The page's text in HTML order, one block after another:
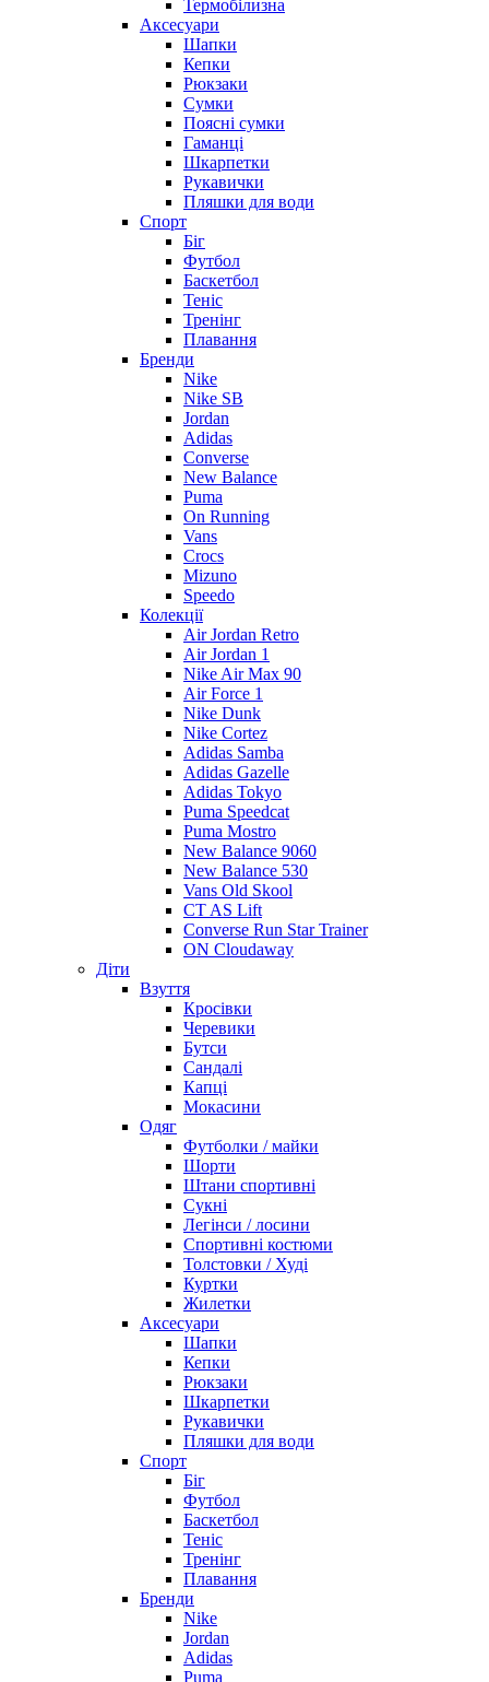
Термобілизна
Аксесуари
Шапки
Кепки
Рюкзаки
Сумки
Поясні сумки
Гаманці
Шкарпетки
Рукавички
Пляшки для води
Спорт
Біг
Футбол
Баскетбол
Теніс
Тренінг
Плавання
Бренди
Nike
Nike SB
Jordan
Adidas
Converse
New Balance
Puma
On Running
Vans
Crocs
Mizuno
Speedo
Колекції
Air Jordan Retro
Air Jordan 1
Nike Air Max 90
Air Force 1
Nike Dunk
Nike Cortez
Adidas Samba
Adidas Gazelle
Adidas Tokyo
Puma Speedcat
Puma Mostro
New Balance 9060
New Balance 530
Vans Old Skool
CT AS Lift
Converse Run Star Trainer
ON Cloudaway
Діти
Взуття
Кросівки
Черевики
Бутси
Сандалі
Капці
Мокасини
Одяг
Футболки / майки
Шорти
Штани спортивні
Сукні
Легінси / лосини
Спортивні костюми
Толстовки / Худі
Куртки
Жилетки
Аксесуари
Шапки
Кепки
Рюкзаки
Шкарпетки
Рукавички
Пляшки для води
Спорт
Біг
Футбол
Баскетбол
Теніс
Тренінг
Плавання
Бренди
Nike
Jordan
Adidas
Puma